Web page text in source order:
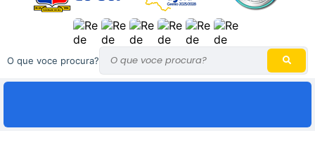
O que voce procura?